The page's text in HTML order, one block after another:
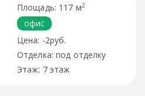
117 м2
офис
-2руб.
под отделку
7 этаж